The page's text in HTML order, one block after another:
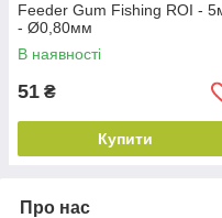
Feeder Gum Fishing ROI -
- Ø0,80мм
В наявності
51 ₴
Купити
Про нас